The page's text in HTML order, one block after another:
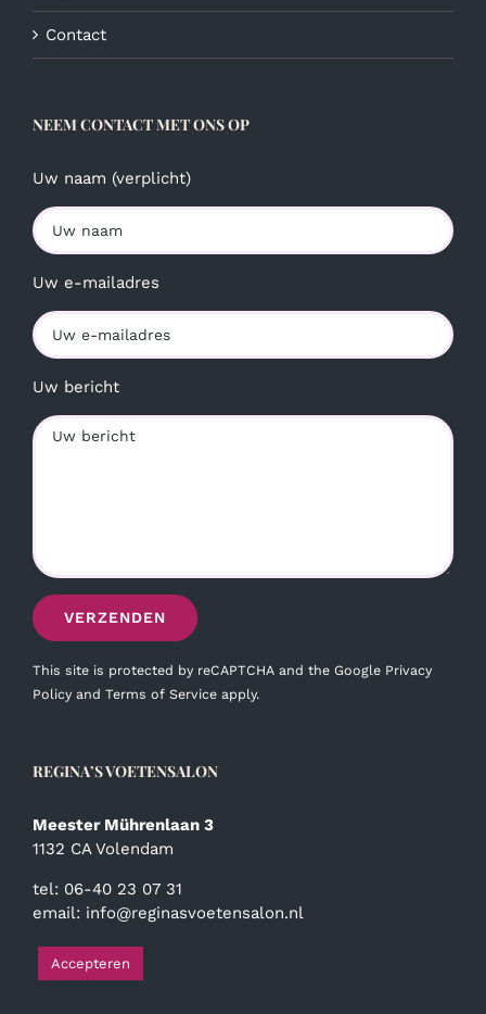
Contact
NEEM CONTACT MET ONS OP
Uw naam (verplicht)
Uw e-mailadres
Uw bericht
This site is protected by reCAPTCHA and the Google Privacy
Policy and Terms of Service apply.
REGINA’S VOETENSALON
Meester Mührenlaan 3
1132 CA Volendam
tel: 06-40 23 07 31
email: info@reginasvoetensalon.nl
Accepteren